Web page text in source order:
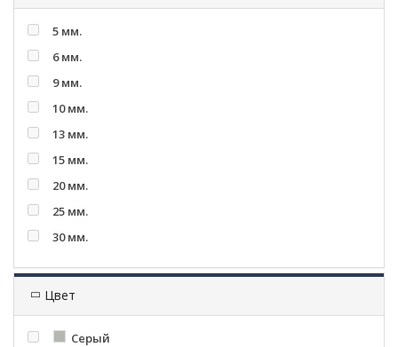
5 мм.
6 мм.
9 мм.
10 мм.
13 мм.
15 мм.
20 мм.
25 мм.
30 мм.
Цвет
Серый